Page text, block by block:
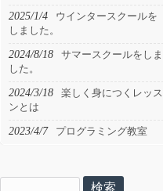
2025/1/4
ウインタースクールを
しました。
2024/8/18
サマースクールをしま
した。
2024/3/18
楽しく身につくレッス
ンとは
2023/4/7 プログラミング教室